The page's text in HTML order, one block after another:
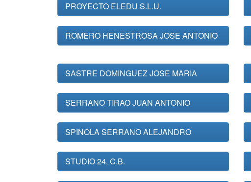
PROYECTO ELEDU S.L.U.
ROMERO HENESTROSA JOSE ANTONIO
SASTRE DOMINGUEZ JOSE MARIA
SERRANO TIRAO JUAN ANTONIO
SPINOLA SERRANO ALEJANDRO
STUDIO 24, C.B.